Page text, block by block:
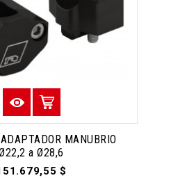
MANUBRIO
a Ø28,6
$